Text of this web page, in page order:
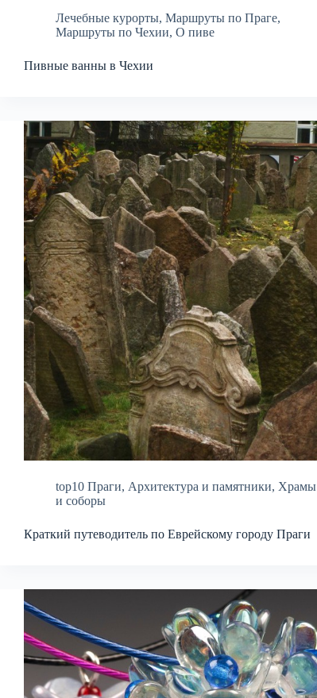
Лечебные курорты, Маршруты по Праге,
Маршруты по Чехии, О пиве
Пивные ванны в Чехии
top10 Праги, Архитектура и памятники, Храмы
и соборы
Краткий путеводитель по Еврейскому городу Праги